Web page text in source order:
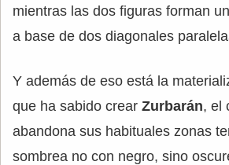
mientras las dos figuras forman
a base de dos diagonales
Y además de eso está la
que ha sabido crear Zurbarán, el
abandona sus habituales zonas
sombrea no con negro, sino